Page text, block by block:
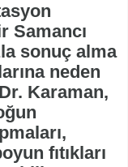
Samancı
sonuç alma
neden
Karaman,
fıtıkları